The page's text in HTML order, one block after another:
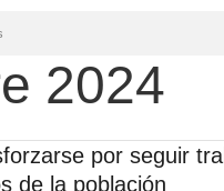
2024
por seguir
de la población